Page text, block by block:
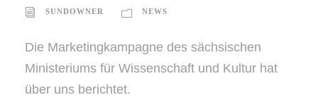
SUNDOWNER NEWS
Die Marketingkampagne des sächsischen
Ministeriums für Wissenschaft und Kultur hat
über uns berichtet.